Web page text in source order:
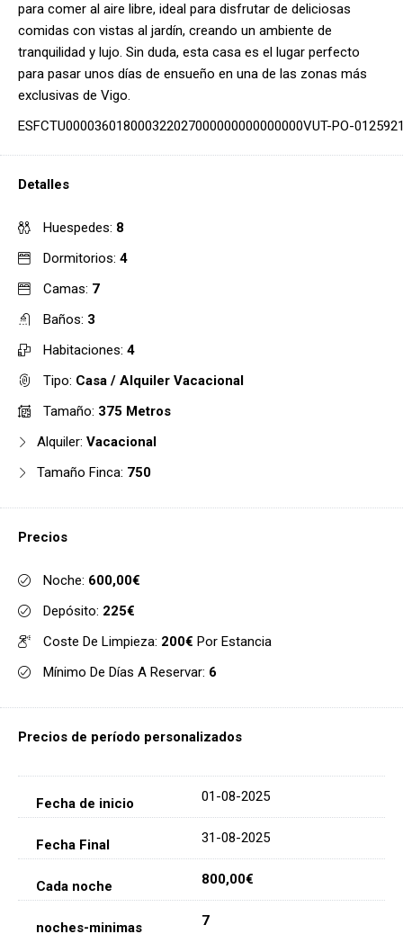
para comer al aire libre, ideal para disfrutar de deliciosas
comidas con vistas al jardín, creando un ambiente de
tranquilidad y lujo. Sin duda, esta casa es el lugar perfecto
para pasar unos días de ensueño en una de las zonas más
exclusivas de Vigo.
ESFCTU000036018000322027000000000000000VUT-PO-
Detalles
Huespedes: 8
Dormitorios: 4
Camas: 7
Baños: 3
Habitaciones: 4
Tipo: Casa / Alquiler Vacacional
Tamaño: 375 Metros
Alquiler: Vacacional
Tamaño Finca: 750
Precios
Noche: 600,00€
Depósito: 225€
Coste De Limpieza: 200€ Por Estancia
Mínimo De Días A Reservar: 6
Precios de período personalizados
01-08-2025
31-08-2025
800,00€
7